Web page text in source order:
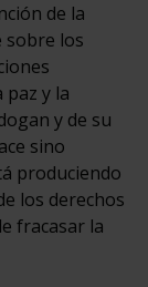
de la
sobre los
paz y la
y de su
sino
produciendo
los derechos
fracasar la